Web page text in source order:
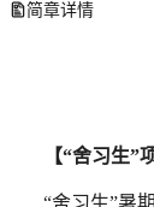
简章详情
【“舍习生”